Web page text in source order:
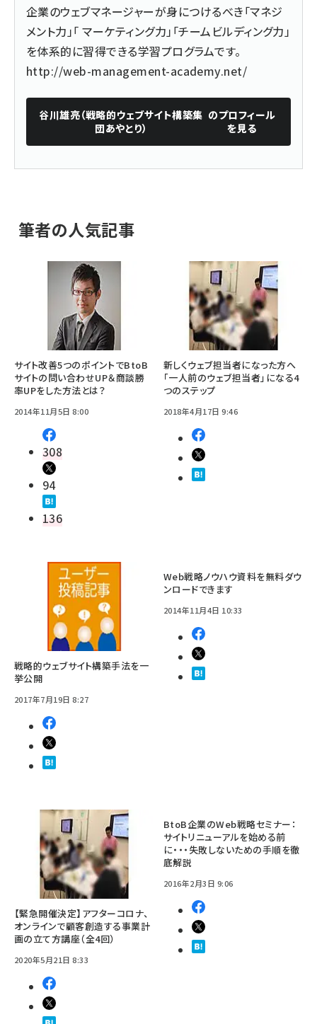
企業のウェブマネージャーが身につけるべき「マネジ
メント力」「 マーケティング力」「チームビルディング力」
を体系的に習得できる学習プログラムです。
http://web-management-academy.net/
谷川雄亮（戦略的ウェブサイト構築集
団あやとり）
のプロフィール
を見る
筆者の人気記事
サイト改善5つのポイントでBtoB
サイトの問い合わせUP＆商談勝
率UPをした方法とは？
2014年11月5日 8:00
308
94
136
新しくウェブ担当者になった方へ
「一人前のウェブ担当者」になる4
つのステップ
2018年4月17日 9:46
戦略的ウェブサイト構築手法を一
挙公開
2017年7月19日 8:27
Web戦略ノウハウ資料を無料ダウ
ンロードできます
2014年11月4日 10:33
【緊急開催決定】アフターコロナ、
オンラインで顧客創造する事業計
画の立て方講座（全4回）
2020年5月21日 8:33
BtoB企業のWeb戦略セミナー：
サイトリニューアルを始める前
に・・・失敗しないための手順を徹
底解説
2016年2月3日 9:06